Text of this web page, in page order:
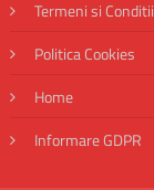
Termeni si Conditii
Politica Cookies
Home
Informare GDPR